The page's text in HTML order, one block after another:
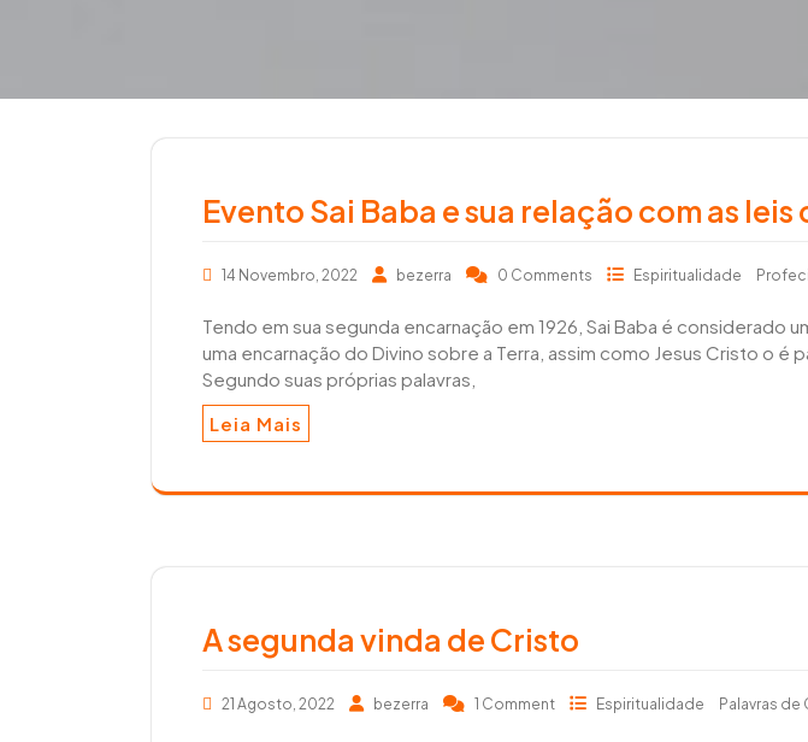
Evento Sai Baba e sua relação com as leis
14 Novembro, 2022 bezerra 0 Comments Espiritualidade
Tendo em sua segunda encarnação em 1926, Sai Baba é considerado
uma encarnação do Divino sobre a Terra, assim como Jesus Cristo o é
Segundo suas próprias palavras,
Leia Mais
A segunda vinda de Cristo
21 Agosto, 2022 bezerra 1 Comment Espiritualidade Palavras de